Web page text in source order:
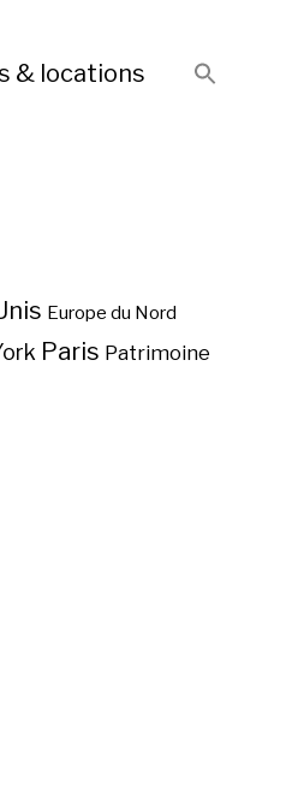
& locations
Europe du Nord
Paris Patrimoine